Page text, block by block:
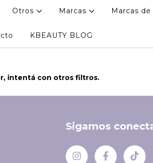
Otros Marcas Marcas de
KBEAUTY BLOG
intentá con otros filtros.
Sigamos